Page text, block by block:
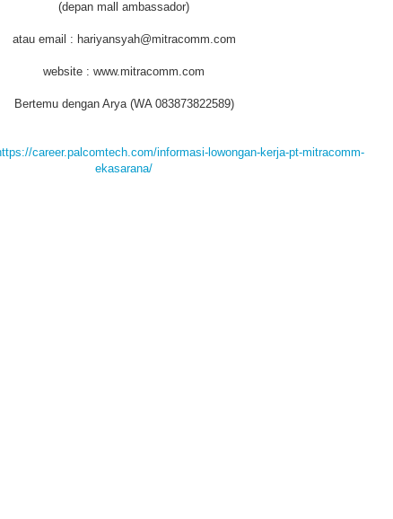
(depan mall ambassador)
atau email : hariyansyah@mitracomm.com
website : www.mitracomm.com
Bertemu dengan Arya (WA 083873822589)
career.palcomtech.com/informasi-lowongan-kerja-pt-mitracomm-
ekasarana/